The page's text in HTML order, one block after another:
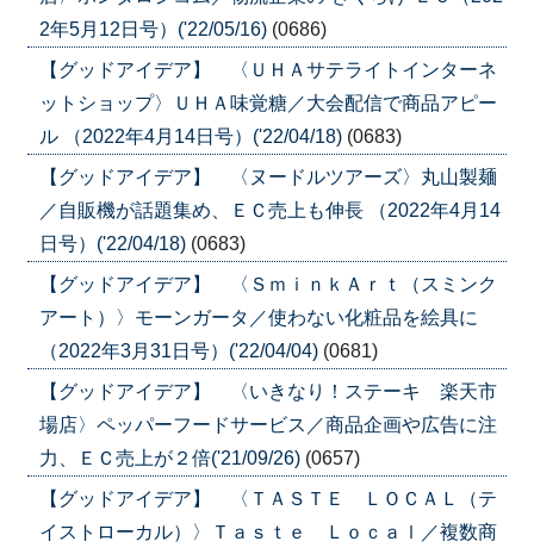
2年5月12日号）('22/05/16) (0686)
【グッドアイデア】 〈ＵＨＡサテライトインターネ
ットショップ〉ＵＨＡ味覚糖／大会配信で商品アピー
ル （2022年4月14日号）('22/04/18) (0683)
【グッドアイデア】 〈ヌードルツアーズ〉丸山製麺
／自販機が話題集め、ＥＣ売上も伸長 （2022年4月14
日号）('22/04/18) (0683)
【グッドアイデア】 〈ＳｍｉｎｋＡｒｔ（スミンク
アート）〉モーンガータ／使わない化粧品を絵具に
（2022年3月31日号）('22/04/04) (0681)
【グッドアイデア】 〈いきなり！ステーキ 楽天市
場店〉ペッパーフードサービス／商品企画や広告に注
力、ＥＣ売上が２倍('21/09/26) (0657)
【グッドアイデア】 〈ＴＡＳＴＥ ＬＯＣＡＬ（テ
イストローカル）〉Ｔａｓｔｅ Ｌｏｃａｌ／複数商